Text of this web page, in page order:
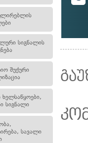
სიგნალის
შუქური
ხელსაწყოები,
სიგნალი
სავალი